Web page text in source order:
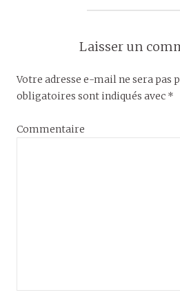
Laisser un
Votre adresse e-mail ne sera pas
obligatoires sont indiqués avec *
Commentaire